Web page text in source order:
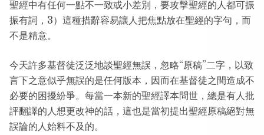
聖經中有任何一點不一致或小差別，要攻擊聖經的人都可振
振有詞，3）這種措辭容易讓人把焦點放在聖經的字句，而
不是精意。
今天許多基督徒泛泛地談聖經無誤，忽略“原稿”二字，以致
言下之意似乎無誤的是任何版本，因而在基督徒之間造成不
必要的困擾紛爭。每當一本新的聖經譯本問世，總是有人批
評翻譯的人想更改神的話，這也是當初提出聖經原稿絕對無
誤論的人始料不及的。